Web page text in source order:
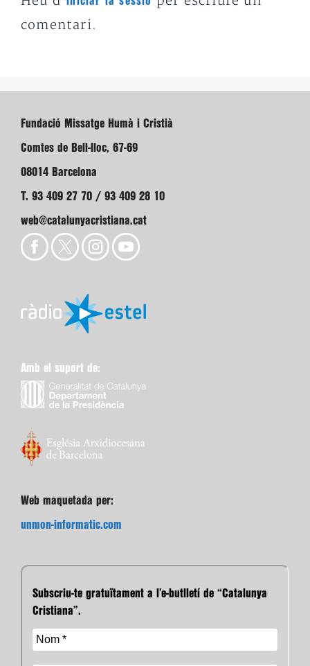
comentari.
Fundació Missatge Humà i Cristià
Comtes de Bell-lloc, 67-69
08014 Barcelona
T. 93 409 27 70 / 93 409 28 10
web@catalunyacristiana.cat
Amb el suport de:
Web maquetada per:
unmon-informatic.com
Subscriu-te gratuïtament a l’e-butlletí de “Catalunya
Cristiana”.